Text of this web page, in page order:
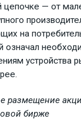
— от
на
означал
устройства
размещение
бирже